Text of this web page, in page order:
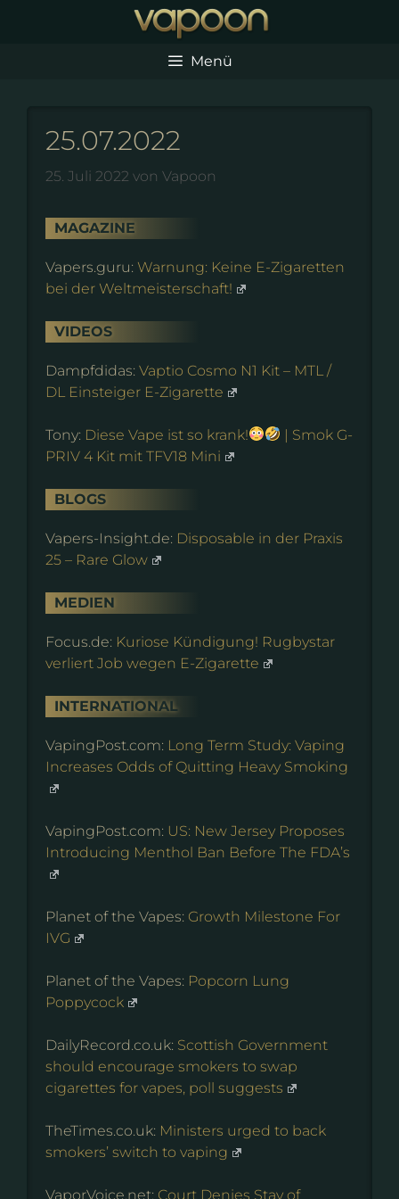
Menü
25.07.2022
25. Juli 2022 von Vapoon
MAGAZINE
Vapers.guru: Warnung: Keine E-Zigaretten
bei der Weltmeisterschaft!
VIDEOS
Dampfdidas: Vaptio Cosmo N1 Kit – MTL /
DL Einsteiger E-Zigarette
Tony: Diese Vape ist so krank!
| Smok G-
PRIV 4 Kit mit TFV18 Mini
BLOGS
Vapers-Insight.de: Disposable in der Praxis
25 – Rare Glow
MEDIEN
Focus.de: Kuriose Kündigung! Rugbystar
verliert Job wegen E-Zigarette
INTERNATIONAL
VapingPost.com: Long Term Study: Vaping
Increases Odds of Quitting Heavy Smoking
VapingPost.com: US: New Jersey Proposes
Introducing Menthol Ban Before The FDA’s
Planet of the Vapes: Growth Milestone For
IVG
Planet of the Vapes: Popcorn Lung
Poppycock
DailyRecord.co.uk: Scottish Government
should encourage smokers to swap
cigarettes for vapes, poll suggests
TheTimes.co.uk: Ministers urged to back
smokers’ switch to vaping
VaporVoice.net: Court Denies Stay of